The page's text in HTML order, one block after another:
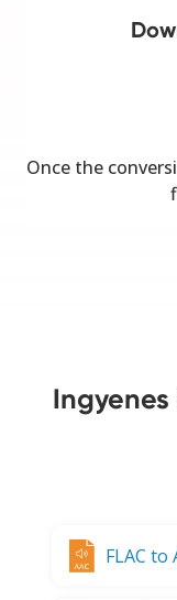
Once the
Ingyenes
FLAC to